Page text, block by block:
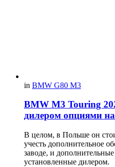
in BMW G80 M3
BMW M3 Touring
дилером опциями
В целом, в Польше он
учесть дополнительное
заводе, и
установленные дилером.